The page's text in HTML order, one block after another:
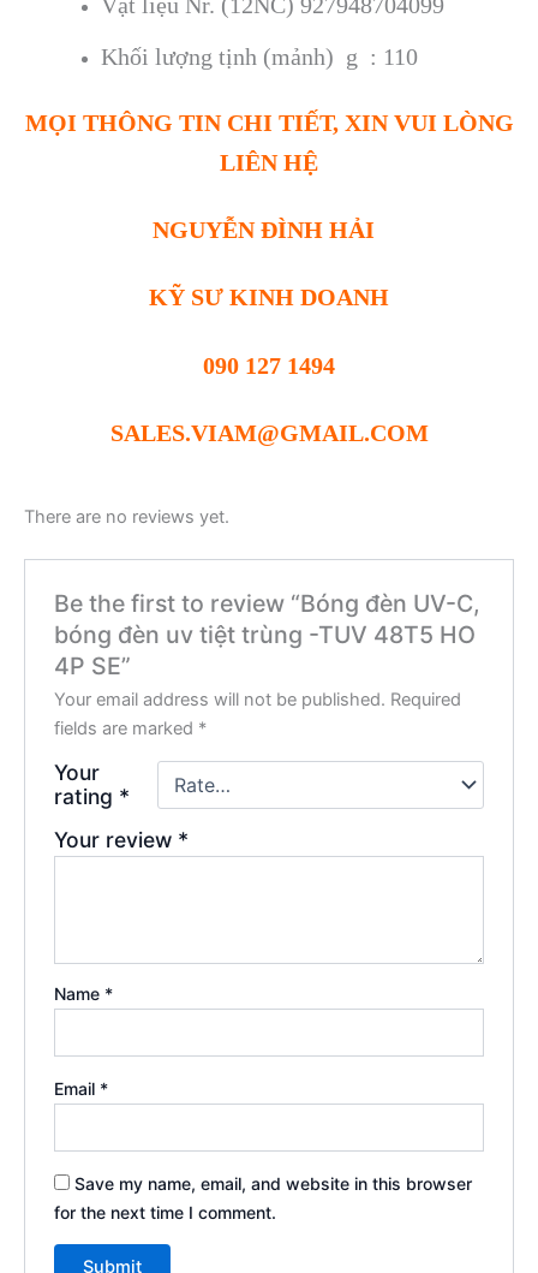
Khối lượng tịnh (mảnh) g : 110
MỌI THÔNG TIN CHI TIẾT, XIN VUI LÒNG
LIÊN HỆ
NGUYỄN ĐÌNH HẢI
KỸ SƯ KINH DOANH
090 127 1494
SALES.VIAM@GMAIL.COM
There are no reviews yet.
Be the first to review “Bóng đèn UV-C,
bóng đèn uv tiệt trùng -TUV 48T5 HO
4P SE”
Your email address will not be published. Required
fields are marked *
Your
rating *
Your review *
Name *
Email *
Save my name, email, and website in this browser
for the next time I comment.